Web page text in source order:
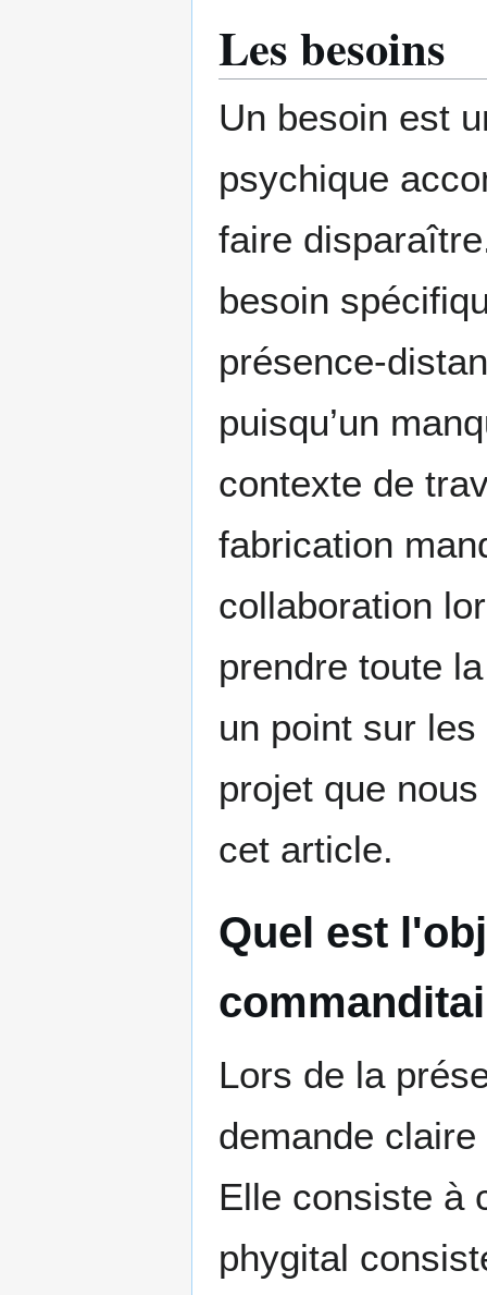
Les besoins
Un besoin est
psychique
faire
besoin
présence-
puisqu’un
contexte de
fabrication
collaboration
prendre toute
un point sur
projet que
cet article.
Quel est
Lors de la
demande
Elle consiste à
phygital